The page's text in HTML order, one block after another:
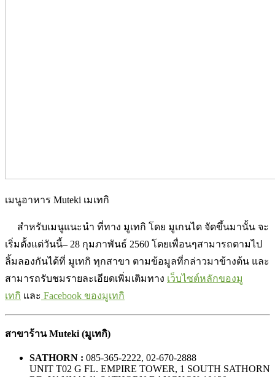
เมนูอาหาร Muteki เมเทกิ
สำหรับเมนูแนะนำ ที่ทาง มูเทกิ โดย มูเกนได จัดขึ้นมานั้น จะ
เริ่มตั้งแต่วันนี้– 28 กุมภาพันธ์ 2560 โดยเพื่อนๆสามารถตามไป
ลิ้มลองกันได้ที่ มูเทกิ ทุกสาขา ตามข้อมูลที่กล่าวมาข้างต้น และ
สามารถรับชมรายละเอียดเพิ่มเติมทาง เว็บไซต์หลักของมู
เทกิ และ Facebook ของมูเทกิ
สาขาร้านMuteki (มูเทกิ)
SATHORN : 085-365-2222, 02-670-2888
UNIT T02 G FL. EMPIRE TOWER, 1 SOUTH SATHORN